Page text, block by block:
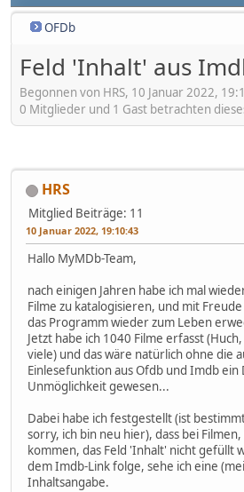
OFDb
Feld 'Inhalt' aus
Begonnen von HRS, 10 Januar 2022,
0 Mitglieder und 1 Gast betrachten
HRS
Mitglied Beiträge: 11
10 Januar 2022, 19:10:43
Hallo MyMDb-Team,
nach einigen Jahren habe ich mal
Filme zu katalogisieren, und mit
das Programm wieder zum Leben
Jetzt habe ich 1040 Filme erfasst
viele) und das wäre natürlich ohne die
Einlesefunktion aus Ofdb und Imdb ein
Unmöglichkeit gewesen...
Dabei habe ich festgestellt (ist
sorry, ich bin neu hier), dass bei
kommen, das Feld 'Inhalt' nicht gefüllt
dem Imdb-Link folge, sehe ich eine
Inhaltsangabe.